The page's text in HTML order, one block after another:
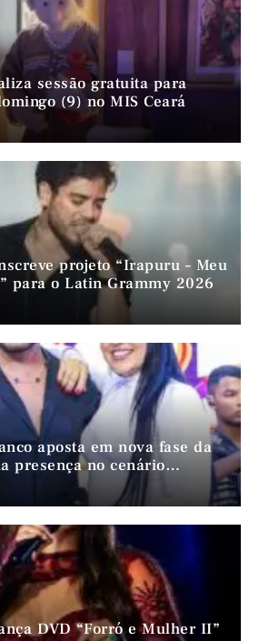
sessão gratuita para
(9) no MIS Ceará
projeto “Irapuru – Meu
para o Latin Grammy 2026
aposta em nova fase da
presença no cenário
DVD “Forró e Mulher II”